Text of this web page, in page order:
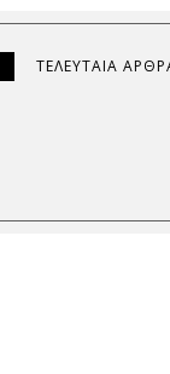
ΤΕΛΕΥΤΑΊΑ